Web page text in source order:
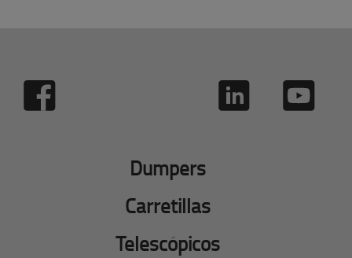
Dumpers
Carretillas
Telescópicos